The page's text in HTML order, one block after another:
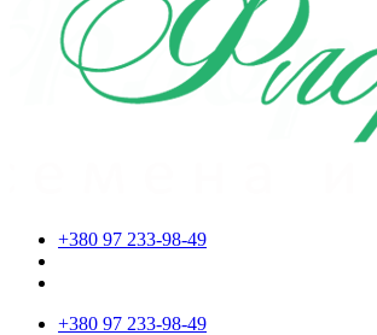
+380 97 233-98-49
+380 97 233-98-49